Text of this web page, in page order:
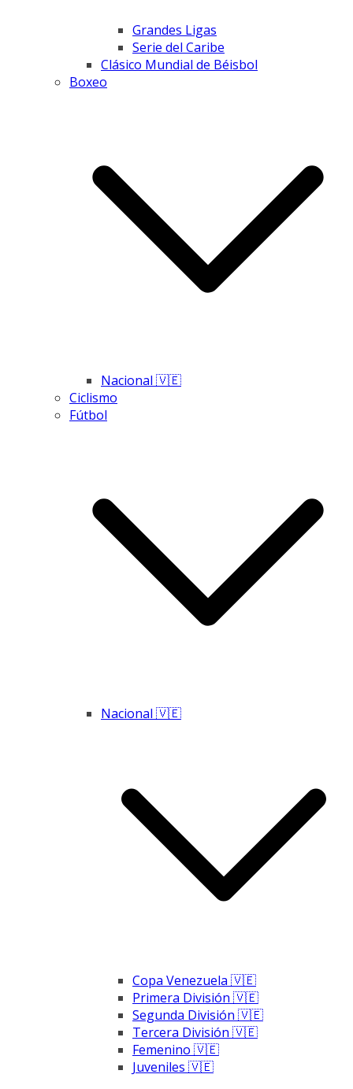
Grandes Ligas
Serie del Caribe
Clásico Mundial de Béisbol
Boxeo
Nacional 🇻🇪
Ciclismo
Fútbol
Nacional 🇻🇪
Copa Venezuela 🇻🇪
Primera División 🇻🇪
Segunda División 🇻🇪
Tercera División 🇻🇪
Femenino 🇻🇪
Juveniles 🇻🇪